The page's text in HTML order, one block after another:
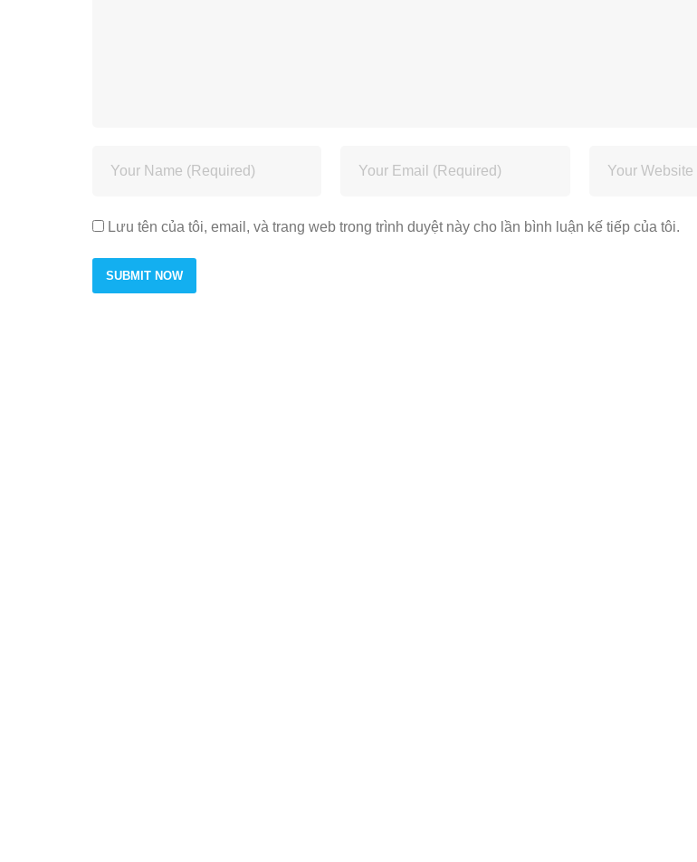
Lưu tên của tôi, email, và trang web trong trình duyệt này cho lần bình luận kế tiếp của tôi.